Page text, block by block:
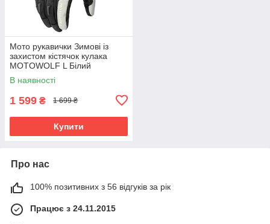
Мото рукавички Зимові із
захистом кістячок кулака
MOTOWOLF L Білий
MDL0318
В наявності
1 599 ₴ 1 699 ₴
Купити
Про нас
100% позитивних з 56 відгуків за рік
Працює з 24.11.2015